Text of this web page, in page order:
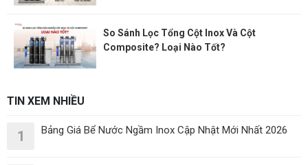
So Sánh Lọc Tổng Cột Inox Và Cột
Composite? Loại Nào Tốt?
TIN XEM NHIỀU
1 Bảng Giá Bể Nước Ngầm Inox Cập Nhật Mới Nhất 2026